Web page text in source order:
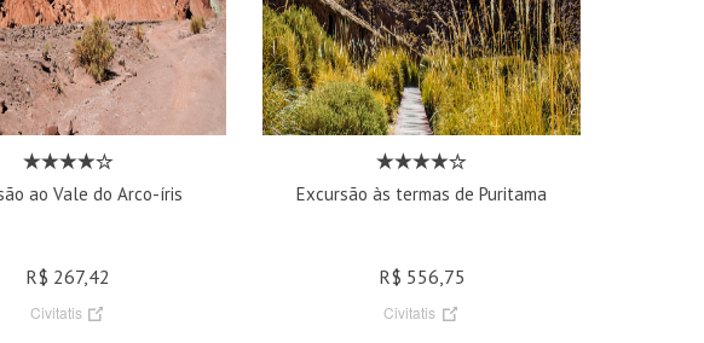
ao Vale do Arco-íris
R$ 267,42
Civitatis
Excursão às termas de Puritama
R$ 556,75
Civitatis